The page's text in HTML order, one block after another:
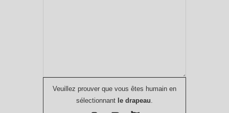
Veuillez prouver que vous êtes humain en
sélectionnant le drapeau.